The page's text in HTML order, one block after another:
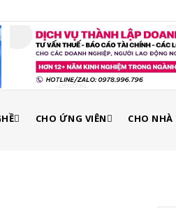
CHO ỨNG VIÊN CHO NHÀ